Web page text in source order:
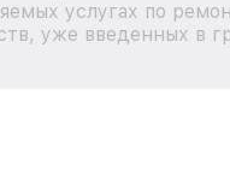
услугах по
уже введенных в